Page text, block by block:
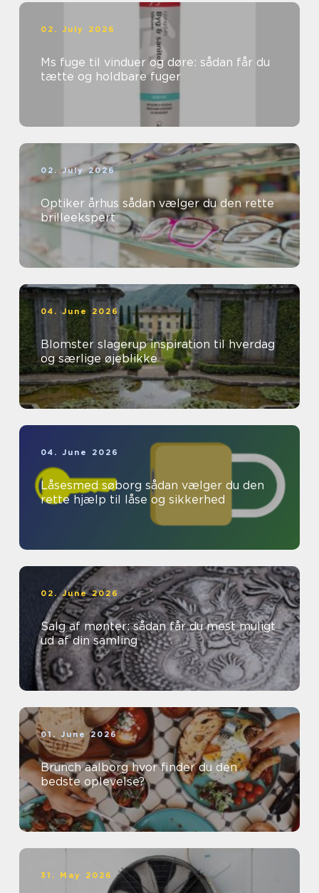
02. July 2026
Ms fuge til vinduer og døre: sådan får du
tætte og holdbare fuger
02. July 2026
Optiker århus sådan vælger du den rette
brilleekspert
04. June 2026
Blomster slagerup inspiration til hverdag
og særlige øjeblikke
04. June 2026
Låsesmed søborg sådan vælger du den
rette hjælp til låse og sikkerhed
02. June 2026
Salg af mønter: sådan får du mest muligt
ud af din samling
01. June 2026
Brunch aalborg hvor finder du den
bedste oplevelse?
31. May 2026